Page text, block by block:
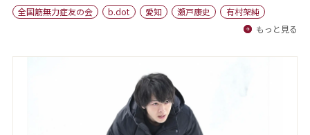
会社概要
全国筋無力症友の会
b.dot 愛知 瀬戸康史
有村架純
もっと見る